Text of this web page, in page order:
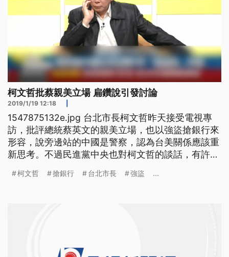
柯文哲批蔡親美立場 扁鑽說引發討論
2019/1/19 12:18
1547875132e.jpg 台北市長柯文哲昨天接受電視專
訪，批評總統蔡英文的親美立場，也以強盜搶銀行來
形容，說旁邊站的中國是警察，認為台美關係應該重
新思考。不過民進黨中央也對柯文哲的談話，有許多
角關係，話匣子全開，還把蔡政府親美立場，用強盜
柯文哲 搶銀行 台北市長 強盜 ...